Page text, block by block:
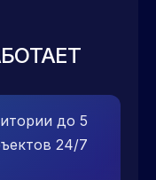
до 5
24/7